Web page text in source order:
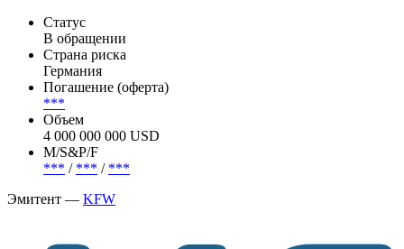
Статус
В обращении
Страна риска
Германия
Погашение (оферта)
***
Объем
4 000 000 000 USD
М/S&P/F
*** / *** / ***
Эмитент — KFW